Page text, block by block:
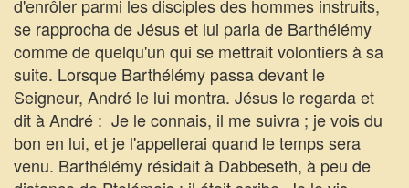
d'enrôler parmi les disciples des hommes instruits,
se rapprocha de Jésus et lui parla de Barthélémy
comme de quelqu'un qui se mettrait volontiers à sa
suite. Lorsque Barthélémy passa devant le
Seigneur, André le lui montra. Jésus le regarda et
dit à André :  Je le connais, il me suivra ; je vois du
bon en lui, et je l'appellerai quand le temps sera
venu. Barthélémy résidait à Dabbeseth, à peu de